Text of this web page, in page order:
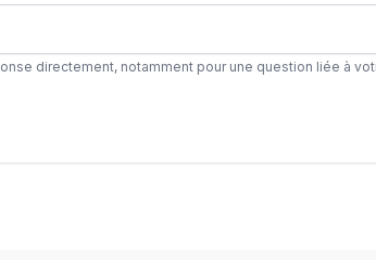
directement, notamment pour une question liée à